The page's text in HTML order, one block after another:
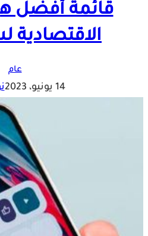
قائمة أفضل
الاقتصادية
عام
14 يونيو، 2023